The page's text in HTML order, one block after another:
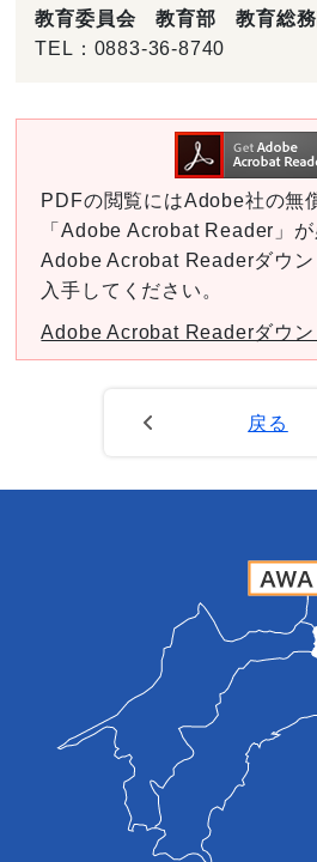
教育委員会 教育部 教育総
TEL： 0883-36-8740
PDFの閲覧にはAdobe社の無
「Adobe Acrobat Reader」
Adobe Acrobat Readerダウン
入手してください。
Adobe Acrobat Readerダウン
戻る